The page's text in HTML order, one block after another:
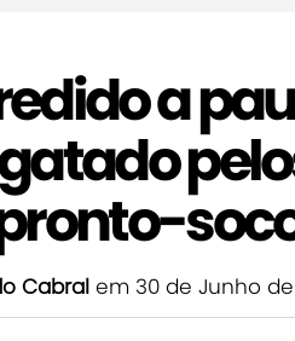
a
Cabral em 30 de Junho